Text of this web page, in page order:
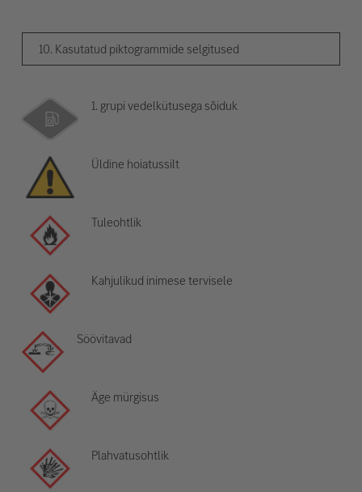
10. Kasutatud piktogrammide selgitused
1. grupi vedelkütusega sõiduk
Üldine hoiatussilt
Tuleohtlik
Kahjulikud inimese tervisele
Söövitavad
Äge mürgisus
Plahvatusohtlik